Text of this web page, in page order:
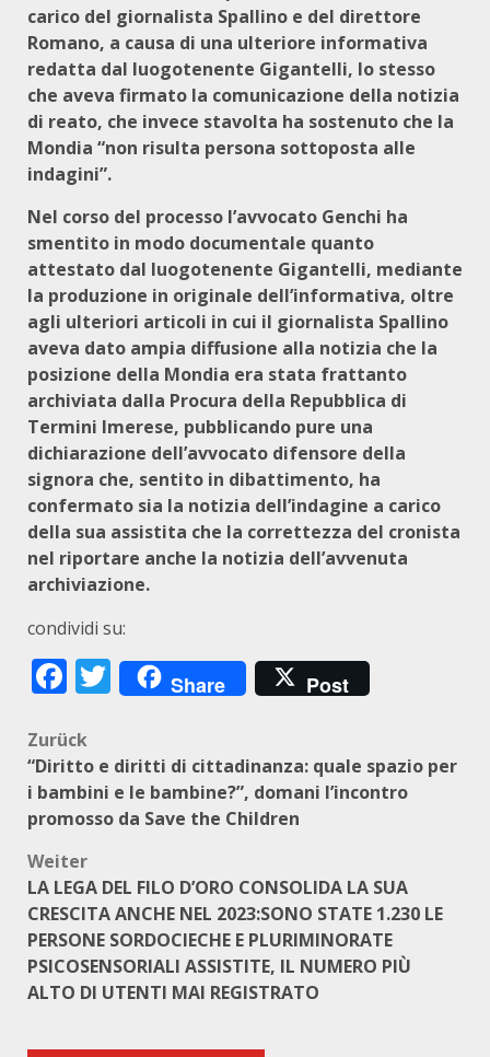
carico del giornalista Spallino e del direttore
Romano, a causa di una ulteriore informativa
redatta dal luogotenente Gigantelli, lo stesso
che aveva firmato la comunicazione della notizia
di reato, che invece stavolta ha sostenuto che la
Mondia “non risulta persona sottoposta alle
indagini”.
Nel corso del processo l’avvocato Genchi ha
smentito in modo documentale quanto
attestato dal luogotenente Gigantelli, mediante
la produzione in originale dell’informativa, oltre
agli ulteriori articoli in cui il giornalista Spallino
aveva dato ampia diffusione alla notizia che la
posizione della Mondia era stata frattanto
archiviata dalla Procura della Repubblica di
Termini Imerese, pubblicando pure una
dichiarazione dell’avvocato difensore della
signora che, sentito in dibattimento, ha
confermato sia la notizia dell’indagine a carico
della sua assistita che la correttezza del cronista
nel riportare anche la notizia dell’avvenuta
archiviazione.
condividi su:
Facebook
Twitter
Share Post
Beitragsnavigation
Zurück
“Diritto e diritti di cittadinanza: quale spazio per
i bambini e le bambine?”, domani l’incontro
promosso da Save the Children
Weiter
LA LEGA DEL FILO D’ORO CONSOLIDA LA SUA
CRESCITA ANCHE NEL 2023:SONO STATE 1.230 LE
PERSONE SORDOCIECHE E PLURIMINORATE
PSICOSENSORIALI ASSISTITE, IL NUMERO PIÙ
ALTO DI UTENTI MAI REGISTRATO